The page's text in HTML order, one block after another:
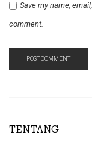
Save my name,
comment.
TENTANG